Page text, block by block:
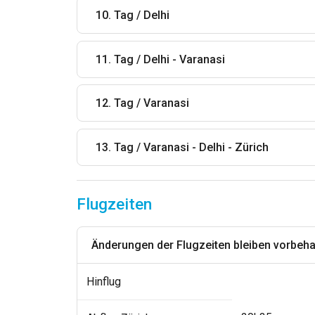
10. Tag / Delhi
11. Tag / Delhi - Varanasi
12. Tag / Varanasi
13. Tag / Varanasi - Delhi - Zürich
Flugzeiten
Änderungen der Flugzeiten bleiben
Hinflug